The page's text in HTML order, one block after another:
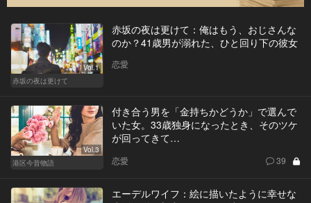
Vol.1
赤坂の夜は更けて
赤坂の夜は更けて：俺はもう、おじさんな
のか？41歳男が溺れた、ひと回り下の彼女
恋愛
Vol.3
港区今昔物語
付き合う男を「金持ちかどうか」で選んで
いた女。33歳独身になったとき、そのツケ
が回ってきて…
恋愛 39
エーデルワイフ：絵に描いたように幸せな